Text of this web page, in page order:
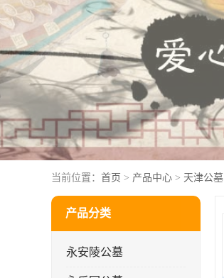
当前位置： 首页 > 产品中心 > 天津公墓
产品分类
永安陵公墓